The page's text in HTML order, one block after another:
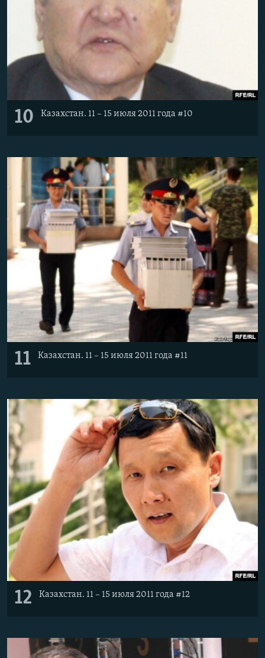
10 Казахстан. 11 – 15 июля 2011 года #10
11 Казахстан. 11 – 15 июля 2011 года #11
12 Казахстан. 11 – 15 июля 2011 года #12